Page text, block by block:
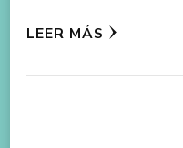
LEER MÁS